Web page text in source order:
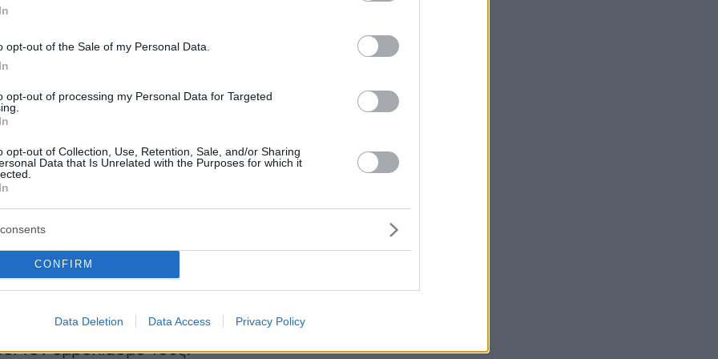
opt-out of the Sale of my Personal Data.
opt-out of processing my Personal Data for Targeted
opt-out of Collection, Use, Retention, Sale, and/or Sharing
Data that Is Unrelated with the Purposes for which it
CONFIRM
Data Deletion Data Access Privacy Policy
καλούνται τα στελέχη των ΕΜΑΚ που δεν
αλλά το επιθυμούν,να το πράξουν ως τις
ειδοποίηση ότι σε αντίθετη περίπτωση θα
από άλλα στελέχη της
θα έχουν ολοκληρώσει των εμβολιασμό τους.
οι διοικήσεις των ΕΜΑΚ, να ενημερώσουν ως
Αρχηγείο, ποια στελέχη τους έχουν προβεί
εμβολιαστούν και ποια στελέχη δεν έχουν
τον εμβολιασμό τους.